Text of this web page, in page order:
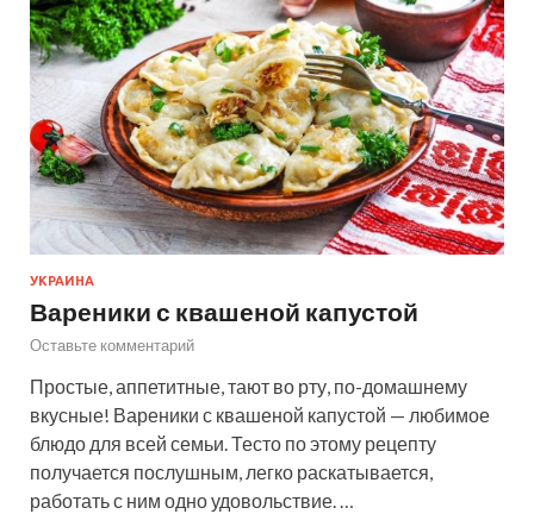
УКРАИНА
Вареники с квашеной капустой
Оставьте комментарий
Простые, аппетитные, тают во рту, по-домашнему
вкусные! Вареники с квашеной капустой — любимое
блюдо для всей семьи. Тесто по этому рецепту
получается послушным, легко раскатывается,
работать с ним одно удовольствие. …